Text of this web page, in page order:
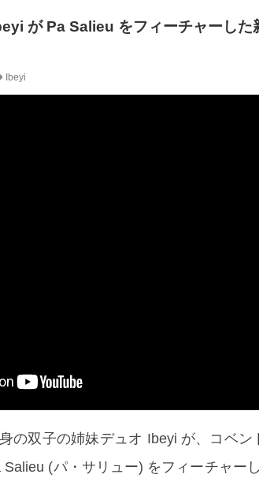
が Pa Salieu をフィーチャーし
Ibeyi
の双子の姉妹デュオ Ibeyi が、コベン
(パ・サリュー) をフィーチャー